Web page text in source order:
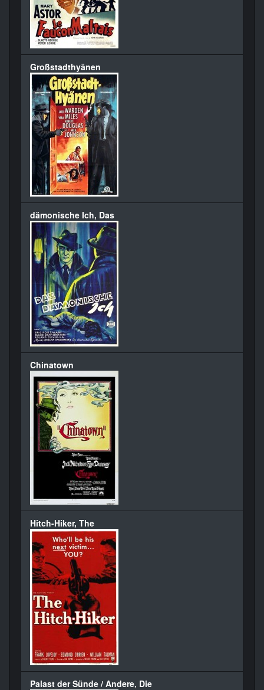
Großstadthyänen
dämonische Ich, Das
Chinatown
Hitch-Hiker, The
Palast der Sünde / Andere, Die